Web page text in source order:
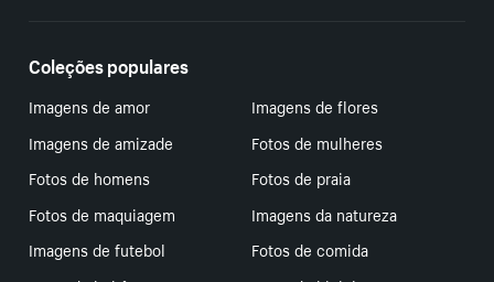
Coleções populares
Imagens de amor
Imagens de flores
Imagens de amizade
Fotos de mulheres
Fotos de homens
Fotos de praia
Fotos de maquiagem
Imagens da natureza
Imagens de futebol
Fotos de comida